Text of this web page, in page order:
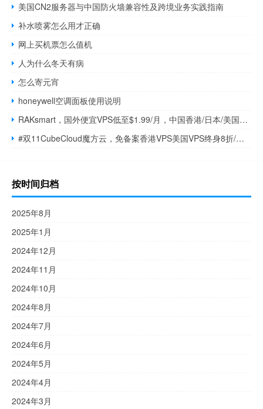
美国CN2服务器与中国防火墙兼容性及跨境业务实践指南
补水喷雾怎么用才正确
网上买机票怎么值机
人为什么冬天有病
怎么寄元宵
honeywell空调面板使用说明
RAKsmart，国外便宜VPS低至$1.99/月，中国香港/日本/美国机房，优化网络/KVM虚拟/100Mbps带宽不限流量
#双11CubeCloud魔方云，免备案香港VPS美国VPS终身8折/双11特惠，香港CN2 GIA/美国CN2 GIA优质网络，1Gbps带宽低至31元/月
按时间归档
2025年8月
2025年1月
2024年12月
2024年11月
2024年10月
2024年8月
2024年7月
2024年6月
2024年5月
2024年4月
2024年3月